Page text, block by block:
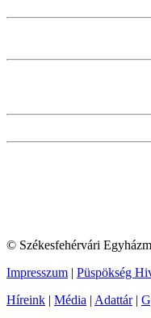
© Székesfehérvári
Impresszum | Püspökség
Híreink | Média | Adattár|